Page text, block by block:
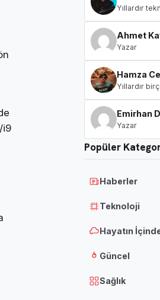
i9
Yıllardır
Ahmet
Yazar
Hamza
Yıllardır
Emirhan
Yazar
Popüler
Haberler
Teknoloji
Hayatın
Güncel
Sağlık